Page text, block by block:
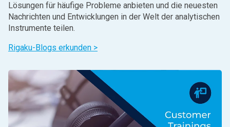
Lösungen für häufige Probleme anbieten und die neuesten
Nachrichten und Entwicklungen in der Welt der analytischen
Instrumente teilen.
Rigaku-Blogs erkunden >